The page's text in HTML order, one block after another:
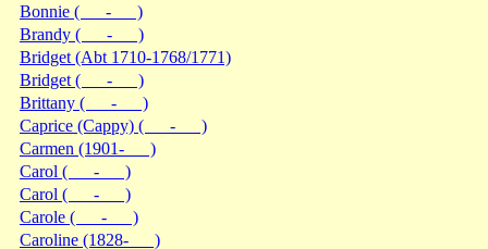
Bonnie ( - )
Brandy ( - )
Bridget (Abt 1710-1768/1771)
Bridget ( - )
Brittany ( - )
Caprice (Cappy) ( - )
Carmen (1901- )
Carol ( - )
Carol ( - )
Carole ( - )
Caroline (1828- )